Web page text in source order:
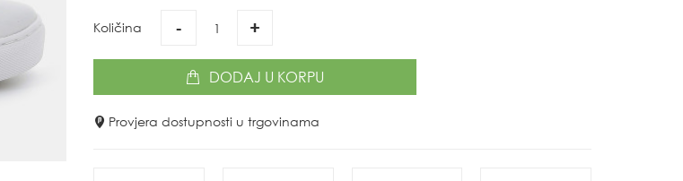
Količina - +
DODAJ U KORPU
Provjera dostupnosti u trgovinama